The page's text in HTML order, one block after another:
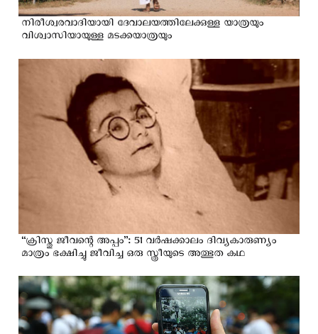
നിരീശ്വരവാദിയായി ദേവാലയത്തിലേക്കുള്ള യാത്രയും
വിശ്വാസിയായുള്ള മടക്കയാത്രയും
“ക്രിസ്തു ജീവന്റെ അപ്പം”: 51 വര്‍ഷക്കാലം ദിവ്യകാരുണ്യം
മാത്രം ഭക്ഷിച്ചു ജീവിച്ച ഒരു സ്ത്രീയുടെ അത്ഭുത കഥ